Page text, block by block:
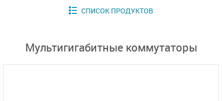
Мультигигабитные коммутаторы